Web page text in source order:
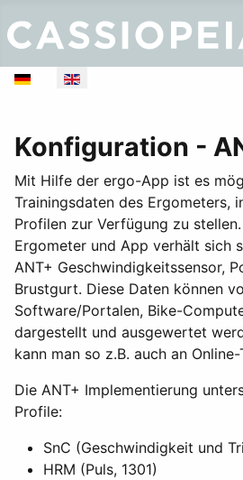
Select your language
Konfiguration -
Mit Hilfe der ergo-App ist es
Trainingsdaten des Ergometers,
Profilen zur Verfügung zu
Ergometer und App verhält sich
ANT+ Geschwindigkeitssensor,
Brustgurt. Diese Daten können
Software/Portalen, Bike-
dargestellt und ausgewertet
kann man so z.B. auch an
Die ANT+ Implementierung
Profile:
SnC (Geschwindigkeit und
HRM (Puls, 1301)